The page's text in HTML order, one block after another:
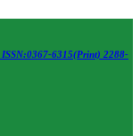
ISSN:0367-6315(Print) 2288-